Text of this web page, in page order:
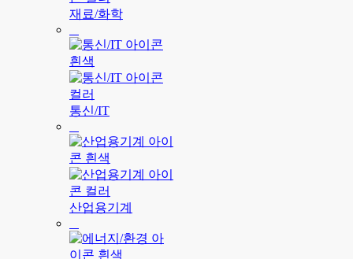
재료/화학
통신/IT
산업용기계